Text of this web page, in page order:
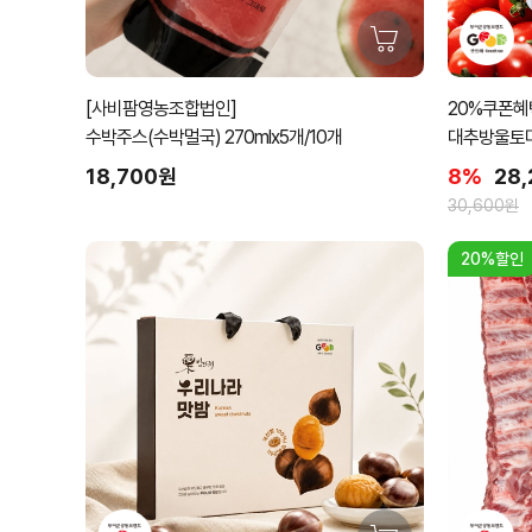
[사비팜영농조합법인]
수박주스(수박멀국) 270mlx5개/10개
18,700원
20%쿠폰
대추방울토
8%
30,600원
20%할인